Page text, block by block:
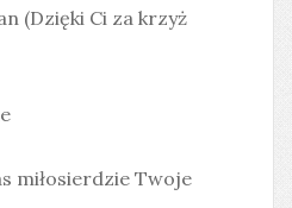
(Dzięki Ci za krzyż
miłosierdzie Twoje